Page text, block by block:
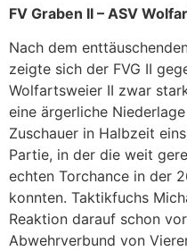
FV Graben II – ASV
Nach dem
zeigte sich der FVG II
Wolfartsweier II zwar
eine ärgerliche
Zuschauer in Halbzeit
Partie, in der die weit
echten Torchance in der
konnten. Taktikfuchs
Reaktion darauf schon
Abwehrverbund von